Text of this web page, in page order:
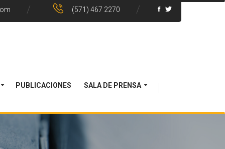
(571) 467 2270
PUBLICACIONES SALA DE PRENSA